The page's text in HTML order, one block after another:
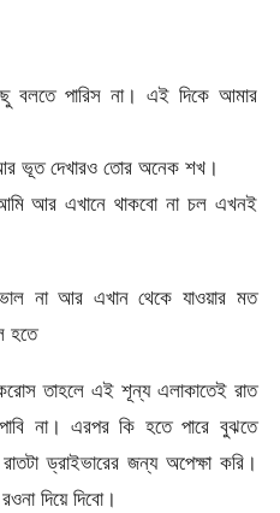
বলতে পারিস না। এই দিকে আমার
ভূত দেখারও তোর অনেক শখ।
আর এখানে থাকবো না চল এখনই
না আর এখান থেকে যাওয়ার মত
হতে
তাহলে এই শূন্য এলাকাতেই রাত
না। এরপর কি হতে পারে বুঝতে
ড্রাইভারের জন্য অপেক্ষা করি।
দিয়ে দিবো।